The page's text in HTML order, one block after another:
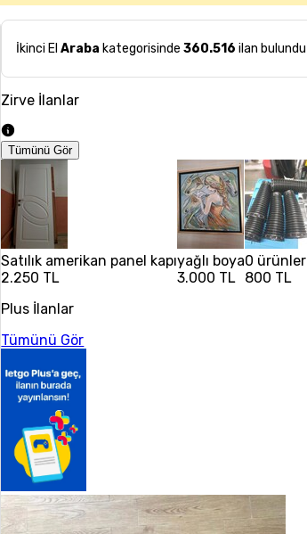
İkinci ElAraba kategorisinde 360.516 ilan bulundu
Zirve İlanlar
Tümünü Gör
Satılık amerikan panel kapı
2.250 TL
yağlı boya
3.000 TL
0 ürünler
800 TL
Plus İlanlar
Tümünü Gör